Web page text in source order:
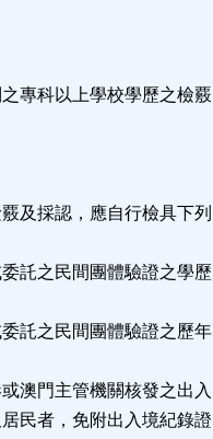
專科以上學校學歷之檢覈
及採認，應自行檢具下列
託之民間團體驗證之學歷
託之民間團體驗證之歷年
澳門主管機關核發之出入
民者，免附出入境紀錄證